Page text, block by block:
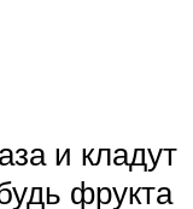
и кладут
фрукта